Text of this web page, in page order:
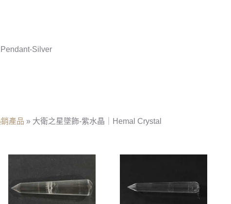
Silver
產品 » 大衛之星墜飾-紫水晶｜Hemal Crystal